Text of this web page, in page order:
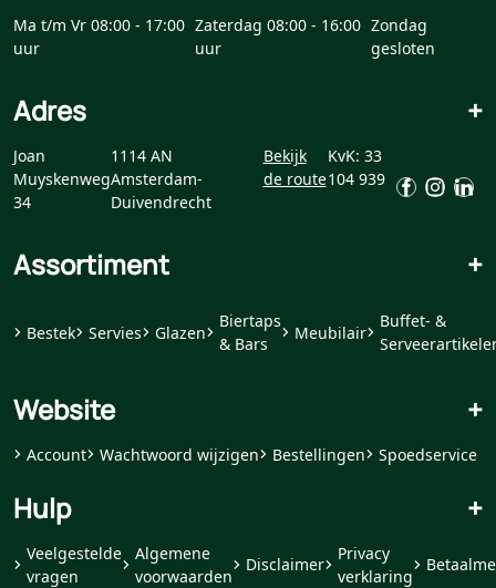
Ma t/m Vr 08:00 - 17:00
uur
Zaterdag 08:00 - 16:00
uur
Zondag
gesloten
Adres +
Joan
Muyskenweg
34
1114 AN
Amsterdam-
Duivendrecht
Bekijk
de route
KvK: 33
104 939
Assortiment +
Bestek Servies Glazen
Biertaps
& Bars
Meubilair
Buffet- &
Website +
Account Wachtwoord wijzigen Bestellingen Spoedservice
Hulp +
Veelgestelde
vragen
Algemene
voorwaarden
Disclaimer
Privacy
verklaring